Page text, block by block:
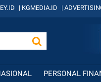
| KGMEDIA.ID |
PERSONAL